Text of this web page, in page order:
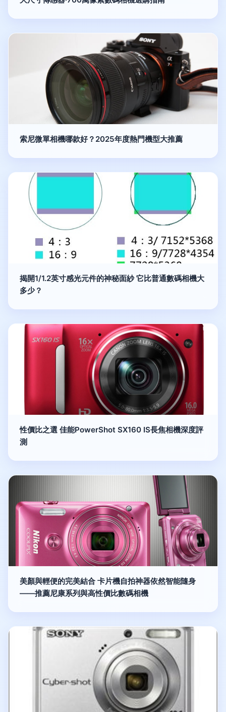
索尼微單相機哪款好？2025年度熱門機型大推薦
揭開1/1.2英寸感光元件的神秘面紗 它比普通數碼相機大
多少？
性價比之選 佳能PowerShot SX160 IS長焦相機深度評
測
美顏與輕便的完美結合 卡片機自拍神器依然智能隨身
——推薦尼康系列與高性價比數碼相機